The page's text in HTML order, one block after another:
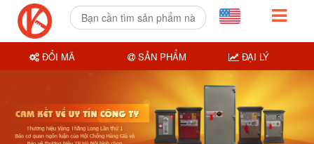
ĐỔI MÃ SẢN PHẨM ĐẠI LÝ